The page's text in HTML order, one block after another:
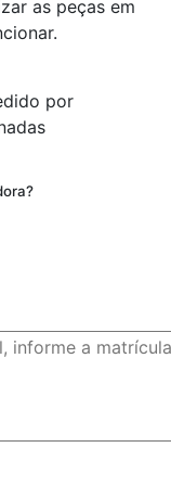
as peças em
por